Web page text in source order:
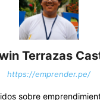
Terrazas
https://emprender.pe/
sobre